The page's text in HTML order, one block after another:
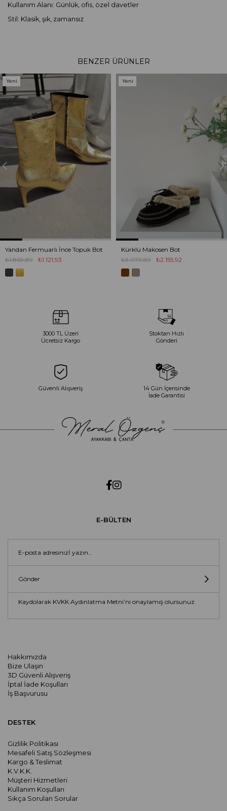
Kullanım Alanı: Günlük, ofis, özel davetler
Stil: Klasik, şık, zamansız
BENZER ÜRÜNLER
Yandan Fermuarlı İnce Topuk Bot
₺1.121,93
₺1.869,89
Yeni
Ürün
Kürklü Makosen Bot
₺2.155,92
₺3.079,89
Yeni
3000 TL Üzeri
Ücretsiz Kargo
Stoktan Hızlı
Gönderi
Güvenli Alışveriş
14 Gün İçerisinde
İade Garantisi
Hakkımızda
Bize Ulaşın
3D Güvenli Alışveriş
İptal İade Koşulları
İş Başvurusu
E-BÜLTEN
Gönder
Kaydolarak KVKK Aydınlatma Metni’ni onaylamış olursunuz.
DESTEK
Gizlilik Politikası
Mesafeli Satış Sözleşmesi
Kargo & Teslimat
K.V.K.K.
Müşteri Hizmetleri
Kullanım Koşulları
Sıkça Sorulan Sorular